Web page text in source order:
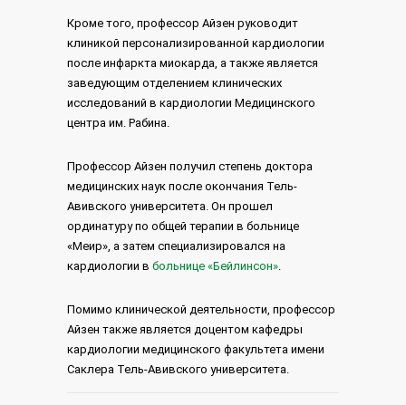
Кроме того, профессор Айзен руководит
клиникой персонализированной кардиологии
после инфаркта миокарда, а также является
заведующим отделением клинических
исследований в кардиологии Медицинского
центра им. Рабина.
Профессор Айзен получил степень доктора
медицинских наук после окончания Тель-
Авивского университета. Он прошел
ординатуру по общей терапии в больнице
«Меир», а затем специализировался на
кардиологии в больнице «Бейлинсон»
Помимо клинической деятельности, профессор
Айзен также является доцентом кафедры
кардиологии медицинского факультета имени
Саклера Тель-Авивского университета.